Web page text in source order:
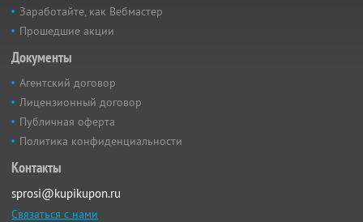
Заработайте, как Вебмастер
Прошедшие акции
Документы
Агентский договор
Лицензионный договор
Публичная оферта
Политика конфиденциальности
Контакты
sprosi@kupikupon.ru
Связаться с нами